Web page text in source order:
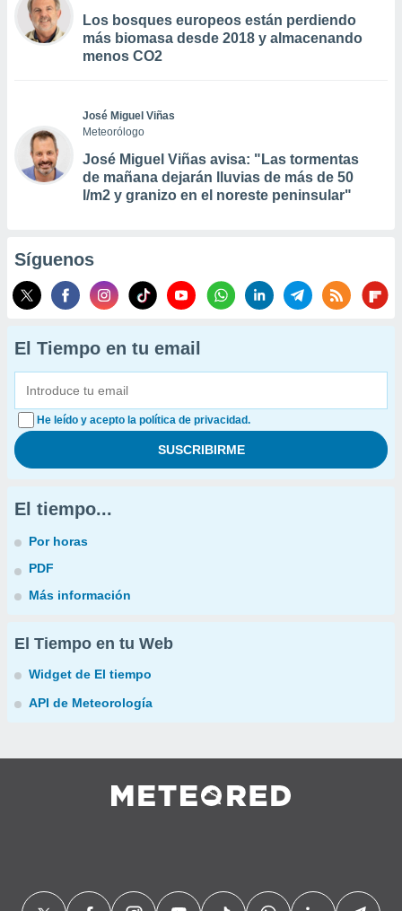
Los bosques europeos están perdiendo
más biomasa desde 2018 y almacenando
menos CO2
José Miguel Viñas
Meteorólogo
José Miguel Viñas avisa: "Las tormentas
de mañana dejarán lluvias de más de 50
l/m2 y granizo en el noreste peninsular"
Síguenos
El Tiempo en tu email
He leído y acepto la política de privacidad.
El tiempo...
Por horas
PDF
Más información
El Tiempo en tu Web
Widget de El tiempo
API de Meteorología